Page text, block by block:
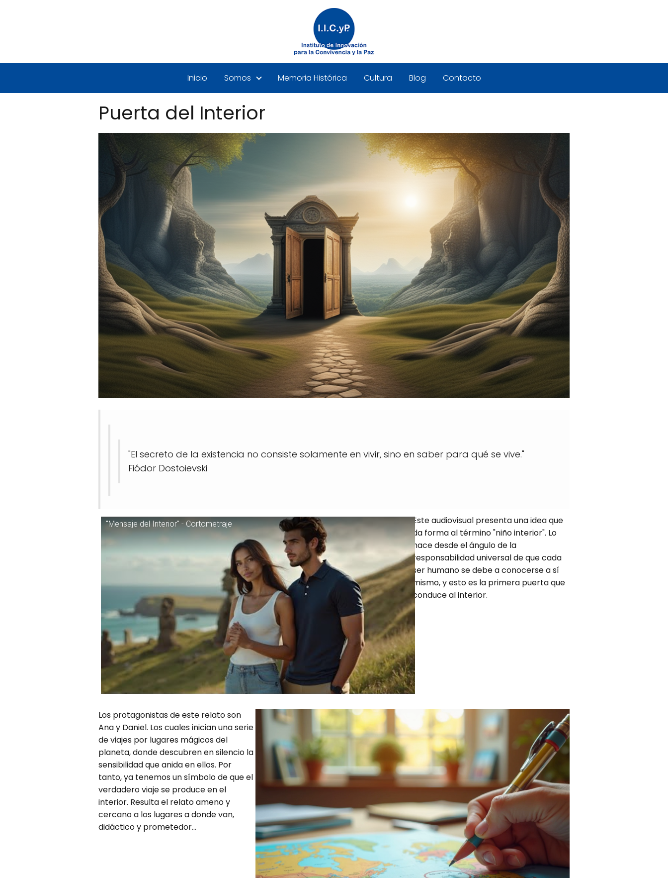
Inicio Somos Memoria Histórica Cultura Blog Contacto
Puerta del Interior
"El secreto de la existencia no consiste solamente en vivir, sino en saber para qué se vive."
Fiódor Dostoievski
"Mensaje del Interior" - Cortometraje
Este audiovisual presenta una idea que
da forma al término "niño interior". Lo
hace desde el ángulo de la
responsabilidad universal de que cada
ser humano se debe a conocerse a sí
mismo, y esto es la primera puerta que
conduce al interior.
Los protagonistas de este relato son
Ana y Daniel. Los cuales inician una serie
de viajes por lugares mágicos del
planeta, donde descubren en silencio la
sensibilidad que anida en ellos. Por
tanto, ya tenemos un símbolo de que el
verdadero viaje se produce en el
interior. Resulta el relato ameno y
cercano a los lugares a donde van,
didáctico y prometedor...